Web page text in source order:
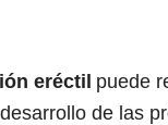
eréctil puede
de las